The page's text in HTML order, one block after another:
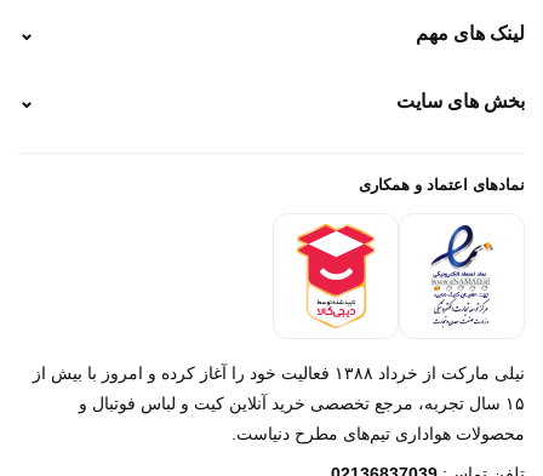
نحوه پرداخت
راهنمای سفارش
لینک های مهم ⌄
رهگیری تیپاکس
خرید لباس جدید بارسلونا 2025/2026
بخش های سایت ⌄
پرداخت باز
تماس با ما
نمادهای اعتماد و همکاری
نیلی مارکت از خرداد ۱۳۸۸ فعالیت خود را آغاز کرده و امروز با بیش از
۱۵ سال تجربه، مرجع تخصصی خرید آنلاین کیت و لباس فوتبال و
محصولات هواداری تیم‌های مطرح دنیاست.